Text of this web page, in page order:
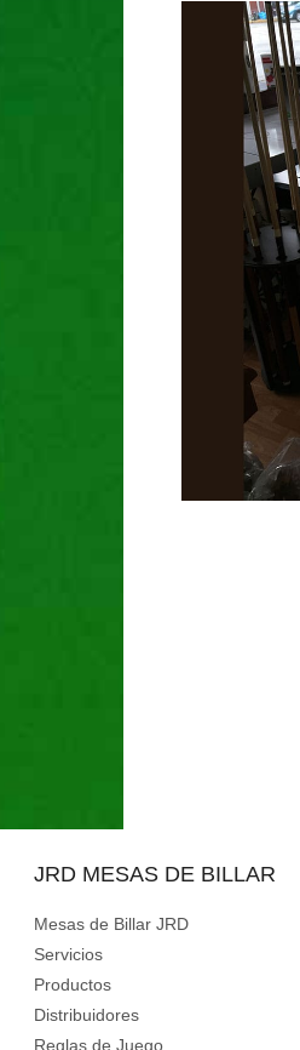
JRD MESAS DE BILLAR
Mesas de Billar JRD
Servicios
Productos
Distribuidores
Reglas de Juego